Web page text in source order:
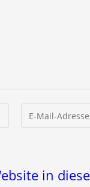
deine
Adressein